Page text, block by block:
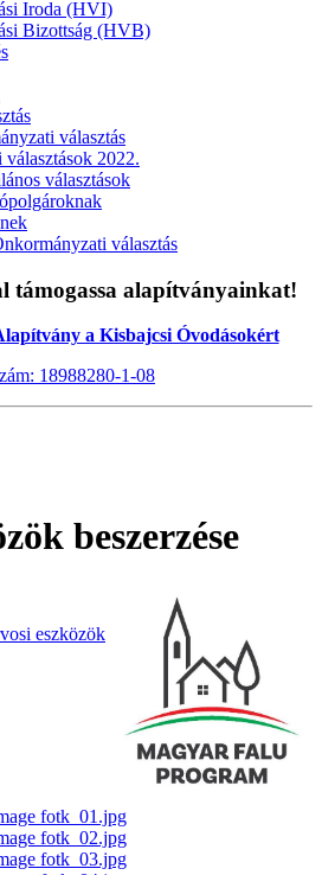
Iroda (HVI)
Bizottság (HVB)
választás
választások 2022.
választások
választás
támogassa alapítványainkat!
a Kisbajcsi Óvodásokért
18988280-1-08
beszerzése
eszközök